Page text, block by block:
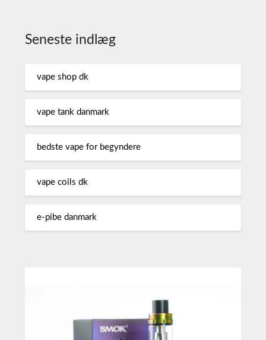
Seneste indlæg
vape shop dk
vape tank danmark
bedste vape for begyndere
vape coils dk
e-pibe danmark